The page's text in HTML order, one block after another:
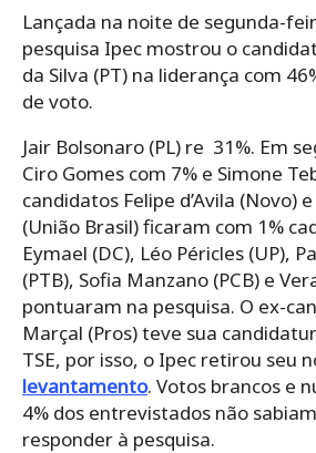
Lançada na noite de segunda-
pesquisa Ipec mostrou o
da Silva (PT) na liderança com
de voto.
Jair Bolsonaro (PL) re 31%. Em
Ciro Gomes com 7% e Simone
candidatos Felipe d’Avila (Novo)
(União Brasil) ficaram com 1%
Eymael (DC), Léo Péricles (UP),
(PTB), Sofia Manzano (PCB) e
pontuaram na pesquisa. O ex-
Marçal (Pros) teve sua
TSE, por isso, o Ipec retirou seu
levantamento. Votos brancos e
4% dos entrevistados não
responder à pesquisa.